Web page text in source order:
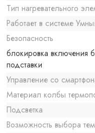
Тип нагревательного
Работает в системе
Безопасность
блокировка включения
подставки
Управление со
Материал колбы
Подсветка
Возможность выбора